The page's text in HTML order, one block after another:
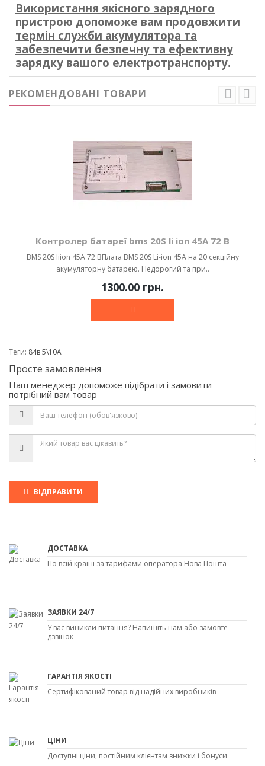
Використання якісного зарядного
пристрою допоможе вам продовжити
термін служби акумулятора та
забезпечити безпечну та ефективну
зарядку вашого електротранспорту.
РЕКОМЕНДОВАНІ ТОВАРИ
Контролер батареї bms 20S li ion 45A 72 В
BMS 20S liion 45A 72 ВПлата BMS 20S Li-ion 45A на 20 секційну
акумуляторну батарею. Недорогий та при..
1300.00 грн.
Теги: 84в 5\10А
Просте замовлення
Наш менеджер допоможе підібрати і замовити
потрібний вам товар
ВІДПРАВИТИ
ДОСТАВКА
По всій країні за тарифами оператора Нова Пошта
ЗАЯВКИ 24/7
У вас виникли питання? Напишіть нам або замовте
дзвінок
ГАРАНТІЯ ЯКОСТІ
Сертифікований товар від надійних виробників
ЦІНИ
Доступні ціни, постійним клієнтам знижки і бонуси